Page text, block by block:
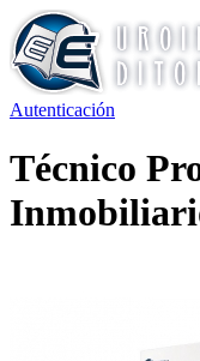
Autenticación
Técnico